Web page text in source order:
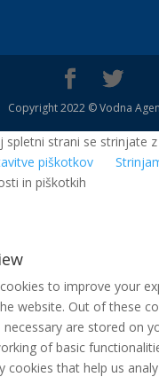
Copyright 2022 © Vodna
spletni strani se strinjate
piškotkov
in piškotkih
to improve your
website. Out of these
necessary are stored on
of basic
cookies that help us